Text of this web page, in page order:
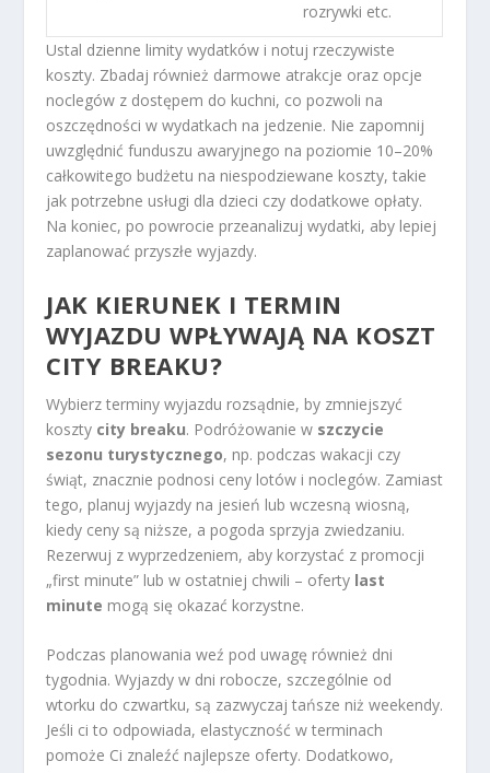
rozrywki etc.
Ustal dzienne limity wydatków i notuj rzeczywiste
koszty. Zbadaj również darmowe atrakcje oraz opcje
noclegów z dostępem do kuchni, co pozwoli na
oszczędności w wydatkach na jedzenie. Nie zapomnij
uwzględnić funduszu awaryjnego na poziomie 10–20%
całkowitego budżetu na niespodziewane koszty, takie
jak potrzebne usługi dla dzieci czy dodatkowe opłaty.
Na koniec, po powrocie przeanalizuj wydatki, aby lepiej
zaplanować przyszłe wyjazdy.
JAK KIERUNEK I TERMIN
WYJAZDU WPŁYWAJĄ NA KOSZT
CITY BREAKU?
Wybierz terminy wyjazdu rozsądnie, by zmniejszyć
koszty city breaku. Podróżowanie w szczycie
sezonu turystycznego, np. podczas wakacji czy
świąt, znacznie podnosi ceny lotów i noclegów. Zamiast
tego, planuj wyjazdy na jesień lub wczesną wiosną,
kiedy ceny są niższe, a pogoda sprzyja zwiedzaniu.
Rezerwuj z wyprzedzeniem, aby korzystać z promocji
„first minute” lub w ostatniej chwili – oferty last
minute mogą się okazać korzystne.
Podczas planowania weź pod uwagę również dni
tygodnia. Wyjazdy w dni robocze, szczególnie od
wtorku do czwartku, są zazwyczaj tańsze niż weekendy.
Jeśli ci to odpowiada, elastyczność w terminach
pomoże Ci znaleźć najlepsze oferty. Dodatkowo,